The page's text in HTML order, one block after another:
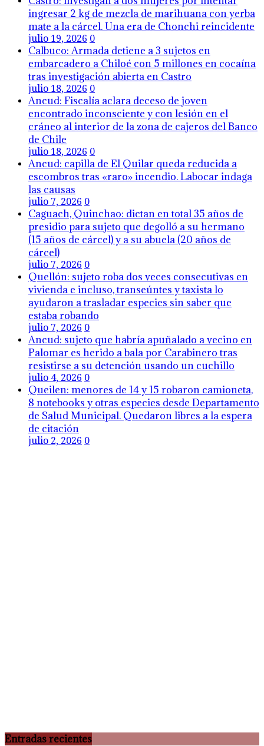
ingresar 2 kg de mezcla de marihuana con yerba
mate a la cárcel. Una era de Chonchi reincidente
julio 19, 2026 0
Calbuco: Armada detiene a 3 sujetos en
embarcadero a Chiloé con 5 millones en cocaína
tras investigación abierta en Castro
julio 18, 2026 0
Ancud: Fiscalía aclara deceso de joven
encontrado inconsciente y con lesión en el
cráneo al interior de la zona de cajeros del Banco
de Chile
julio 18, 2026 0
Ancud: capilla de El Quilar queda reducida a
escombros tras «raro» incendio. Labocar indaga
las causas
julio 7, 2026 0
Caguach, Quinchao: dictan en total 35 años de
presidio para sujeto que degolló a su hermano
(15 años de cárcel) y a su abuela (20 años de
cárcel)
julio 7, 2026 0
Quellón: sujeto roba dos veces consecutivas en
vivienda e incluso, transeúntes y taxista lo
ayudaron a trasladar especies sin saber que
estaba robando
julio 7, 2026 0
Ancud: sujeto que habría apuñalado a vecino en
Palomar es herido a bala por Carabinero tras
resistirse a su detención usando un cuchillo
julio 4, 2026 0
Queilen: menores de 14 y 15 robaron camioneta,
8 notebooks y otras especies desde Departamento
de Salud Municipal. Quedaron libres a la espera
de citación
julio 2, 2026 0
Entradas recientes